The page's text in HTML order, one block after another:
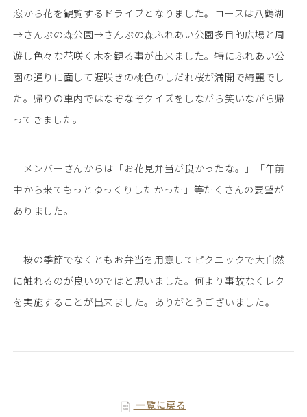
窓から花を観覧するドライブとなりました。コースは八鶴湖
→さんぶの森公園→さんぶの森ふれあい公園多目的広場と周
遊し色々な花咲く木を観る事が出来ました。特にふれあい公
園の通りに面して遅咲きの桃色のしだれ桜が満開で綺麗でし
た。帰りの車内ではなぞなぞクイズをしながら笑いながら帰
ってきました。
メンバーさんからは「お花見弁当が良かったな。」「午前
中から来てもっとゆっくりしたかった」等たくさんの要望が
ありました。
桜の季節でなくともお弁当を用意してピクニックで大自然
に触れるのが良いのではと思いました。何より事故なくレク
を実施することが出来ました。ありがとうございました。
一覧に戻る